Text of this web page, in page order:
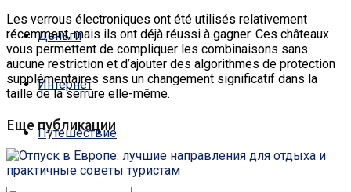
Деньги
Интернет
Путешествие
Les verrous électroniques ont été utilisés relativement
récemment, mais ils ont déjà réussi à gagner. Ces châteaux
vous permettent de compliquer les combinaisons sans
aucune restriction et d’ajouter des algorithmes de protection
supplémentaires sans un changement significatif dans la
taille de la serrure elle-même.
Еще публикации